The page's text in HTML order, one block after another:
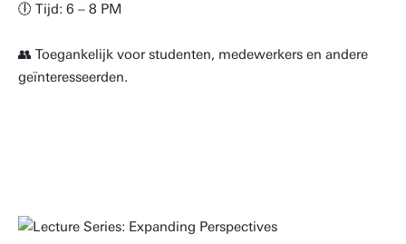
🕕 Tijd: 6 – 8 PM
👥 Toegankelijk voor studenten, medewerkers en andere
geïnteresseerden.